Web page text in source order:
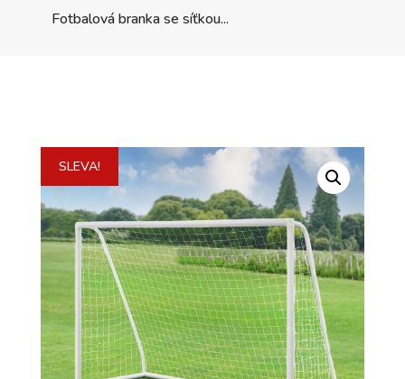
Fotbalová branka se síťkou...
SLEVA!